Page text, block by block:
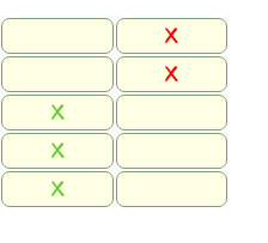
X
X
X
X
X